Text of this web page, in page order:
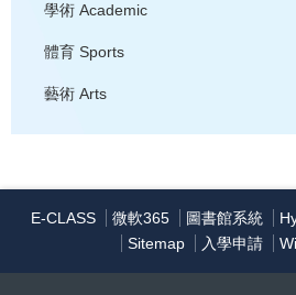
學術 Academic
體育 Sports
藝術 Arts
E-CLASS 微軟365 圖書館系統
Sitemap
入學申請